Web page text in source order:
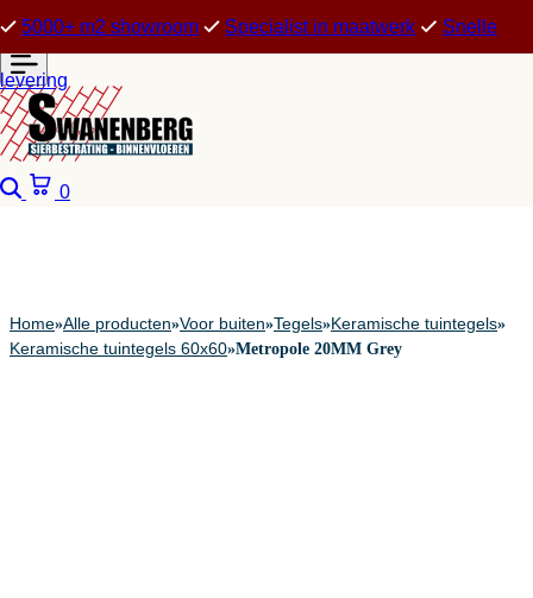
5000+ m2 showroom Specialist in maatwerk Snelle
levering
Zoeken
0
Home»Alle producten»Voor buiten»Tegels»Keramische tuintegels»
Keramische tuintegels 60x60»Metropole 20MM Grey